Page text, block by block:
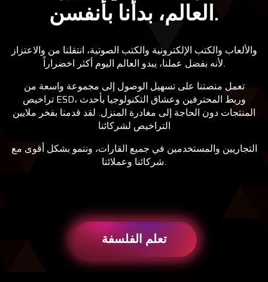
العالم، بدأنا بأنفسن.
والألعاب والكتب الإلكترونية والكتب الصوتية، انتقلنا من والاعتزاز
لأنه بفضل عملنا، يبدو العالم اليوم أكثر اخضراراً
تعمل منصتنا على تسهيل الوصول إلى مجموعة واسعة من
تراخيصESD، وربط المحترفين وعشاق التكنولوجيا بأحدث
المنتجات دون الحاجة إلى مغادرة المنزل. لقد قدمنا بفخر ملايين
التراخيص لشركائنا
التجاريين والمستخدمين في جميع القارات، وننمو بشكل أقوى مع
شركائنا وعملائنا
تعلم الفلسفة